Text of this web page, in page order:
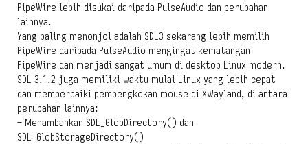
PipeWire lebih disukai daripada PulseAudio dan perubahan
lainnya.
Yang paling menonjol adalah SDL3 sekarang lebih memilih
PipeWire daripada PulseAudio mengingat kematangan
PipeWire dan menjadi sangat umum di desktop Linux modern.
SDL 3.1.2 juga memiliki waktu mulai Linux yang lebih cepat
dan memperbaiki pembengkokan mouse di XWayland, di antara
perubahan lainnya:
– Menambahkan SDL_GlobDirectory() dan
SDL_GlobStorageDirectory()